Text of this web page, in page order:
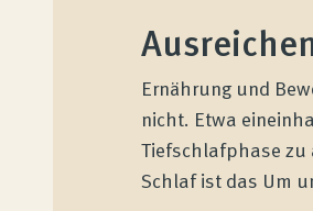
Produktberatung
Unternehmen
Ernährung und
nicht. Etwa
Tiefschlafphase zu
Schlaf ist das Um